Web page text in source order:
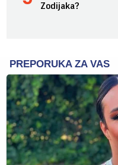
Zodijaka?